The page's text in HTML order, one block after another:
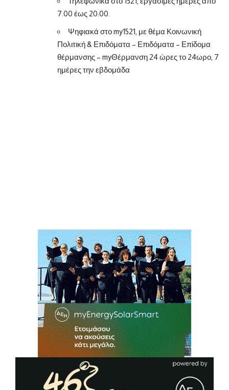
7.00 έως 20:00.
Ψηφιακά στο my1521, με θέμα Κοινωνική
Πολιτική & Επιδόματα – Επιδόματα – Επίδομα
θέρμανσης – myΘέρμανση 24 ώρες το 24ωρο, 7
ημέρες την εβδομάδα